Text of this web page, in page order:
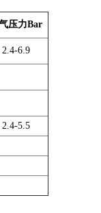
压力Bar
2.4-6.9
2.4-5.5